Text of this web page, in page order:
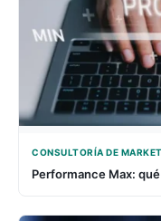
CONSULTORÍA DE
Performance Max: